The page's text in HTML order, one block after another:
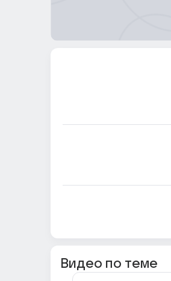
Видео по теме